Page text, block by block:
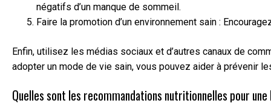
négatifs d’un manque de sommeil.
Faire la promotion d’un environnement sain :
Enfin, utilisez les médias sociaux et d’autres canaux de
adopter un mode de vie sain, vous pouvez aider à prévenir
Quelles sont les recommandations nutritionnelles pour